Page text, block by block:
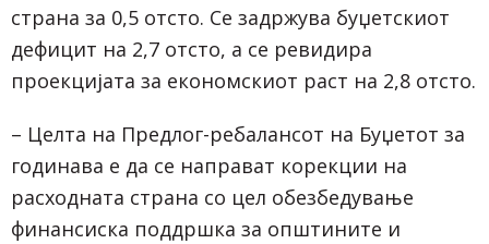
страна за 0,5 отсто. Се задржува буџетскиот
дефицит на 2,7 отсто, а се ревидира
проекцијата за економскиот раст на 2,8 отсто.
– Целта на Предлог-ребалансот на Буџетот за
годинава е да се направат корекции на
расходната страна со цел обезбедување
финансиска поддршка за општините и